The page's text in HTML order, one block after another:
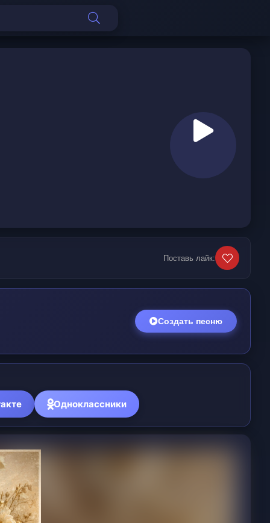
Поставь лайк:
Создать песню
Одноклассники